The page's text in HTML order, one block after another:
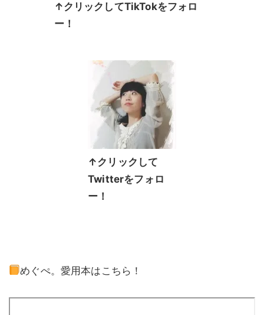
↑クリックしてTikTokをフォロ
ー！
↑クリックして
Twitterをフォロ
ー！
めぐぺ。愛用本はこちら！